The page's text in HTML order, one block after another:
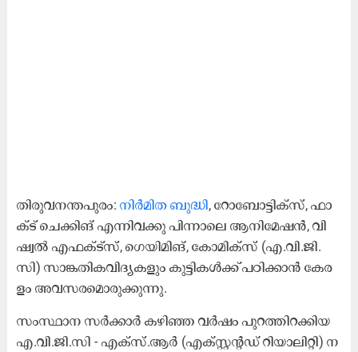
തി​രു​വ​ന​ന്ത​പു​രം: നി​ർ​മി​ത ബു​ദ്ധി, റോ​ബോ​ട്ടി​ക്‌​സ്‌, ഫാ​
ക്‌​ട്‌ ചെ​ക്കി​ങ് എ​ന്നി​വ​ക്കു പി​ന്നാ​ലെ ആ​നി​മേ​ഷ​ന്‍, വി​
ഷ്വ​ല്‍ എ​ഫ​ക്ട്സ്, ഗെ​യി​മി​ങ്, കോ​മി​ക്സ് (എ.​വി.​ജി.​
സി) സാ​ങ്ക​തി​ക​വി​ദ്യ​ക​ളും കു​ട്ടി​ക​ൾ​ക്ക്‌ പ​ഠി​ക്കാ​ൻ കേ​ര​
ളം അ​വ​സ​ര​മൊ​രു​ക്കു​ന്നു.
സം​സ്ഥാ​ന സ​ര്‍ക്കാ​ര്‍ ക​ഴി​ഞ്ഞ വ​ർ​ഷം പു​റ​ത്തി​റ​ക്കി​യ
എ.​വി.​ജി.​സി - എ​ക്സ്.​ആ​ര്‍ (എ​ക്സ്റ്റ​ന്റ​ഡ് റി​യാ​ലി​റ്റി) ന​